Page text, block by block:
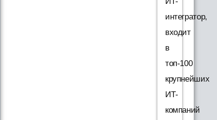
интегратор,
входит
в
топ-100
крупнейших
ИТ-
компаний